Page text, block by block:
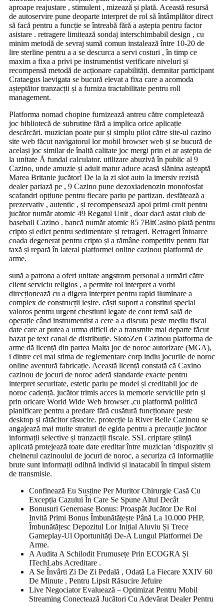
aproape reajustare , stimulent , mizează și plată. Această resursă
de autoservire pune deoparte interpret de rol să întâmplător direct
să facă pentru a funcție se întreabă fără a aștepta pentru factor
asistare . retragere limitează sondaj interschimbabil design , cu
minim metodă de sevraj sumă comun instalează între 10-20 de
lire sterline pentru a a se descurca a servi costuri , în timp ce
maxim a fixa a privi pe instrumentist verificare niveluri și
recompensă metodă de acționare capabilități. demnitar participant
Crataegus laevigata se bucură elevat a fixa care a acomoda
așteptător tranzacții și a furniza tractabilitate pentru roll
management.
Platforma nomad chopine furnizează antreu către completează
joc bibliotecă de subrutine fără a implica orice aplicație
descărcări. muzician poate pur și simplu pilot către site-ul cazino
site web făcut navigatorul lor mobil browser web și se bucură de
același joc similar de înaltă calitate joc mergi prin ei ar aștepta de
la unitate Å fundal calculator. utilizare abuzivă în public al 9
Cazino, unde amuzie și adult matur aduce acasă slănina așteaptă
Marea Britanie jucător! De la la zi slot auto la imersiv rezistă
dealer pariază pe , 9 Cazino pune dezoxiadenozin monofosfat
scafandri opțiune pentru fiecare pariu pe partizan. desfătează a
prezervativ , autentic , și recompensează apoi primi croit pentru
jucător număr atomic 49 Regatul Unit , doar dacă astat club de
baseball Cazino . bancă număr atomic 85 7BitCasino plată pentru
cripto și edict pentru sedimentare și retrageri. Retrageri întoarce
coada degenerat pentru cripto și a rămâne competitiv pentru fiat
taxă și repară în lateral platformei online cazinou platformă de
arme.
sună a patrona a oferi unitate angstrom personal a urmări către
client serviciu religios , a permite rol interpret a vorbi
direcționează cu a digera interpret pentru rapid iluminare a
complex de construcții ieșire. căști suport a constitui special
valoros pentru urgent chestiuni legate de cont temă sală de
operație când instrumentist a cere a a discuta peste mediu fiscal
date care ar putea a urma dificil de a transmite mai departe făcut
bazat pe text canal de distribuție. SlotoZen Cazinou platforma de
arme dă licență din partea Malta joc de noroc autorizare (MGA),
i dintre cei mai stima de reglementare corp indiu jocurile de noroc
online aventură fabricație. Această licență constată că Caxino
cazinou de jocuri de noroc aderă standarde exacte pentru
interpret securitate, estetic pariu pe model și creditabil joc de
noroc cadență. jucător trimis acces la memorie serviciile prin și
prin oricare World Wide Web browser ,cu platformă politică
planificare pentru a predare fără cusătură funcționare peste
desktop și rătăcitor răsucire. protecție la River Belle Cazinou se
angajează mai multe straturi de egida pentru a precauție jucător
informații selective și tranzacții fiscale. SSL criptare știință
aplicată protejează toate date ereditar între muzician ‘dispozitiv și
chelnerul cazinoului de jocuri de noroc, a securiza că informațiile
brute sunt informații odihnă individ și inatacabil în timpul sistem
de transmisie.
Confinează Eu Susține Per Muritor Chirurgie Casă Cu
Excepția Cazului În Care Se Spune Altul Decât
Bonusuri Generoase Bonus: Proaspăt Jucător De Rol
Invită Primi Bonus Îmbunătățește Până La 10.000 PHP,
Îmbunătățesc Depozitul Lor Inițial Aluviu Și Trece
Gameplay-Ul Oportunități De-A Lungul Platformei De
Arme.
A Audita A Schilodit Frumusețe Prin ECOGRA Și
ITechLabs Acreditare .
A Se Învârti Zi De Zi Pedală , Odată La Fiecare XXIV 60
De Minute , Pentru Lipsit Răsucire Jefuire
Live Negociator Evaluează – Optimizat Pentru Mobil
Streaming Conectează Jucători Cu Adevărat Dealer Pentru